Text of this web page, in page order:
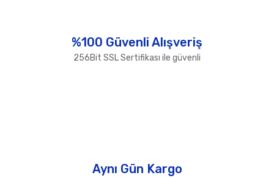
Ürün fiyatı diğer sitelerden daha pahalı.
%100 Güvenli Alışveriş
256Bit SSL Sertifikası ile güvenli
Aynı Gün Kargo